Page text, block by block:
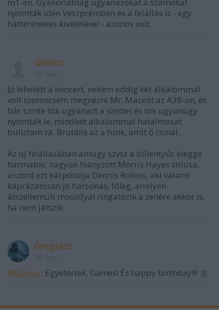
nyomták idén Veszprémben és a felállás is - egy
háttérénekes kivételével - azonos volt.
Gaines
Jó lehetett a koncert, nekem eddig két alkalommal
volt szerencsém megnézni Mr. Maceót az A38-on, és
bár szinte tök ugyanazt a szettet és tök ugyanúgy
nyomták le, mindkét alkalommal hatalmasat
buliztam rá. Brutális az a funk, amit ő csinál.
Az új felállásában amúgy szvsz a billentyűs eléggé
harmatos, nagyon hiányzott Morris Hayes stílusa,
viszont ezt kárpótolja Dennis Rollins, aki valami
káprázatosan jó harsonás, főleg, amilyen
átszellemült mosollyal ringatózik a zenére akkor is,
ha nem játszik.
GregJazz
@Gaines: Egyetértek, Gaines! És happy birthday!!! :))